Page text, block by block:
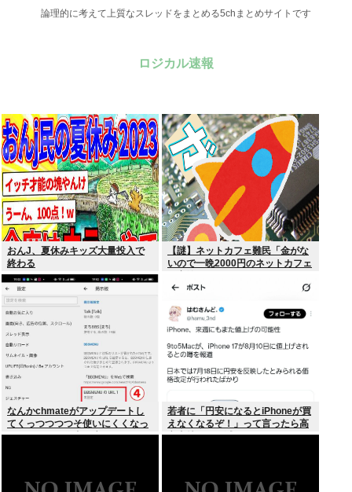
論理的に考えて上質なスレッドをまとめる5chまとめサイトです
ロジカル速報
おんJ、夏休みキッズ大量投入で
終わる
【謎】ネットカフェ難民「金がな
いので一晩2000円のネットカフェ
なんかchmateがアップデートし
てくっつつつつそ使いにくくなっ
たんだけど？作者馬鹿なの？死ぬ
若者に「円安になるとiPhoneが買
えなくなるぞ！」って言ったら高
市支持する奴減りそうだよな